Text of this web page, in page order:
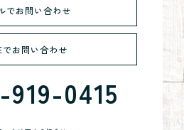
でお問い合わせ
でお問い合わせ
919-0415